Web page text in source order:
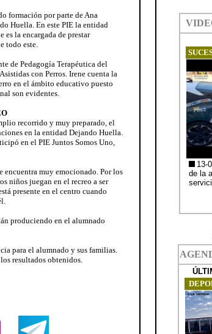
formación por parte de Ana
Huella. En este PIE la entidad
la encargada de prestar
todo este.
de Pedagogía Terapéutica del
con Perros. Irene cuenta la
en el ámbito educativo puesto
son evidentes.
recorrido y muy preparado, el
en la entidad Dejando Huella.
en el PIE Juntos Somos Uno,
encuentra muy emocionado. Por los
niños juegan en el recreo a ser
presente en el centro cuando
produciendo en el alumnado
para el alumnado y sus familias.
resultados obtenidos.